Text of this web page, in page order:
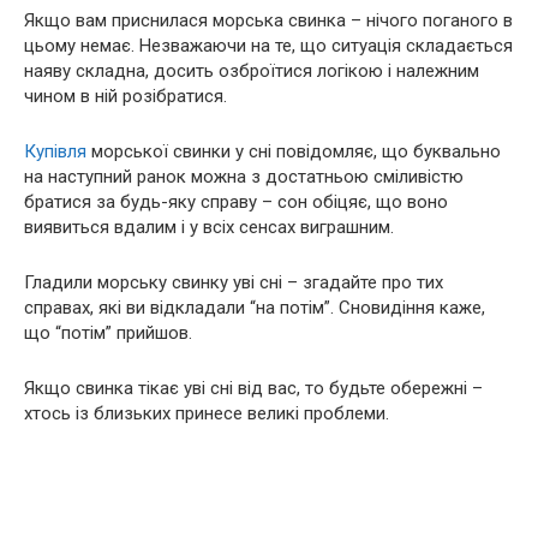
Якщо вам приснилася морська свинка – нічого поганого в
цьому немає. Незважаючи на те, що ситуація складається
наяву складна, досить озброїтися логікою і належним
чином в ній розібратися.
Купівля морської свинки у сні повідомляє, що буквально
на наступний ранок можна з достатньою сміливістю
братися за будь-яку справу – сон обіцяє, що воно
виявиться вдалим і у всіх сенсах виграшним.
Гладили морську свинку уві сні – згадайте про тих
справах, які ви відкладали “на потім”. Сновидіння каже,
що “потім” прийшов.
Якщо свинка тікає уві сні від вас, то будьте обережні –
хтось із близьких принесе великі проблеми.